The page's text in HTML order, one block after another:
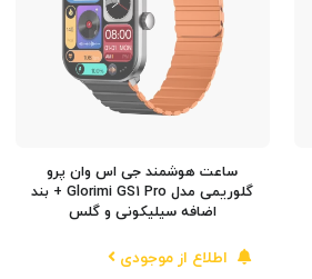
ساعت هوشمند جی اس وان پرو
گلوریمی مدل Glorimi GS1 Pro + بند
اضافه سیلیکونی و گلس
اطلاع از موجودی